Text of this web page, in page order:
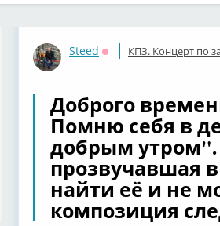
Steed
Оффлайн
КПЗ. Концерт по
Доброго
Помню себя в
добрым утром".
прозвучавшая
найти её и не
композиция